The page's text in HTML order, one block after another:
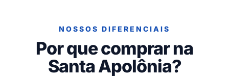
NOSSOS DIFERENCIAIS
Por que comprar na
Santa Apolônia?